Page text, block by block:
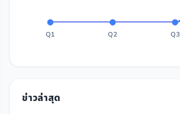
Q1 Q2 Q3
ข่าวล่าสุด